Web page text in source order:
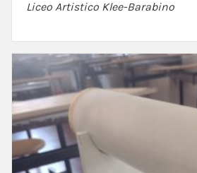
Liceo Artistico Klee-Barabino